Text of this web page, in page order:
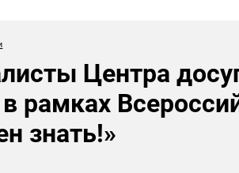
Центра
рамках
знать!»